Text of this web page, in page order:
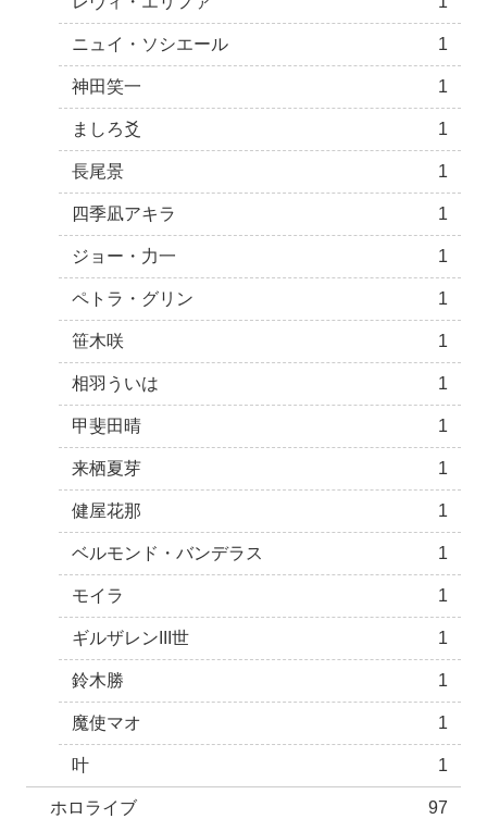
ニュイ・ソシエール 1
神田笑一 1
ましろ爻 1
長尾景 1
四季凪アキラ 1
ジョー・力一 1
ペトラ・グリン 1
笹木咲 1
相羽ういは 1
甲斐田晴 1
来栖夏芽 1
健屋花那 1
ベルモンド・バンデラス 1
モイラ 1
ギルザレンIII世 1
鈴木勝 1
魔使マオ 1
叶 1
ホロライブ 97